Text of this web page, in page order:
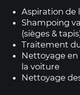
Aspiration de
Shampoing
(sièges &
Traitement
Nettoyage
la voiture
Nettoyage